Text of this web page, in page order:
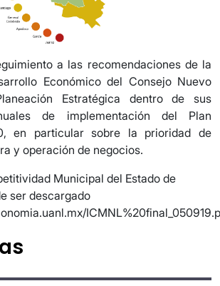
a las recomendaciones de la
Económico del Consejo Nuevo
Estratégica dentro de sus
de implementación del Plan
en particular sobre la prioridad de
y operación de negocios.
Municipal del Estado de
ser descargado